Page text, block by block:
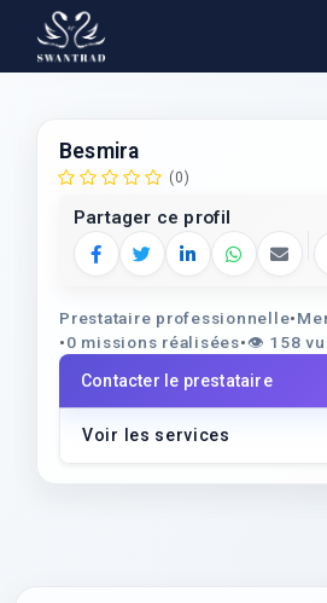
Besmira
(0)
Partager ce profil
Facebook
TwitterLinkedInWhatsApp
Prestataire professionnelle•
•0 missions réalisées•👁️ 158
Contacter le prestataire
Voir les services